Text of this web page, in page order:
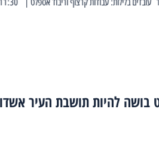
בושה להיות תושבת העיר